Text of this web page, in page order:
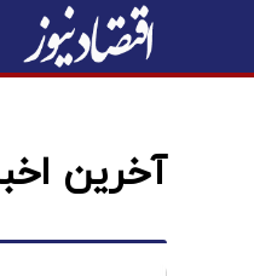
آخرین